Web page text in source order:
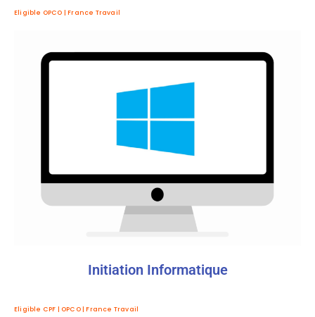
Eligible OPCO | France Travail
Initiation Informatique
Eligible CPF | OPCO | France Travail